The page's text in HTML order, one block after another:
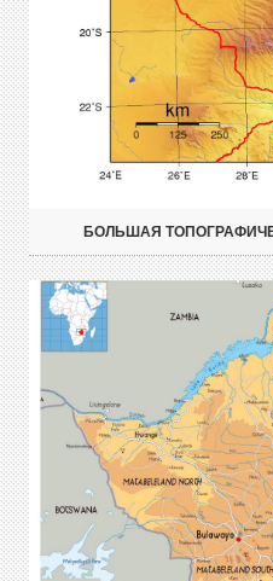
БОЛЬШАЯ